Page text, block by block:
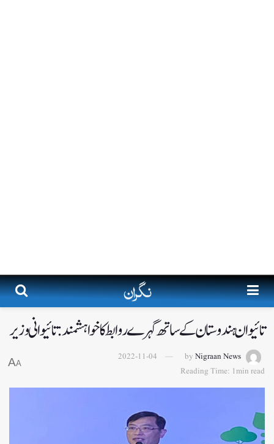
تائیوان ہندوستان کے ساتھ گہرے روابط کا خواہشمند:تائیوانی وزیر
by Nigraan News
2022-11-04
Reading Time: 1min read
A
A